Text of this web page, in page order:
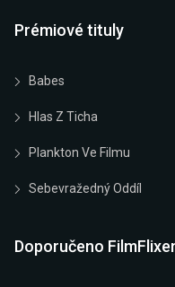
Prémiové tituly
Babes
Hlas Z Ticha
Plankton Ve Filmu
Sebevražedný Oddíl
Doporučeno